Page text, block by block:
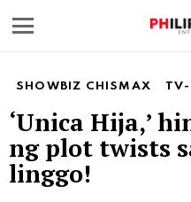
SHOWBIZ CHISMAX TV-
‘Unica Hija,’
ng plot twists
linggo!